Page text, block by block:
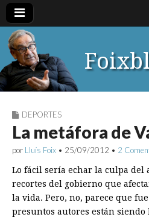
DEPORTES
La metáfora de
por Lluís Foix • 25/09/2012 • 2
Lo fácil sería echar la culpa del
recortes del gobierno que
la vida. Pero, no, parece que
presuntos autores están siendo